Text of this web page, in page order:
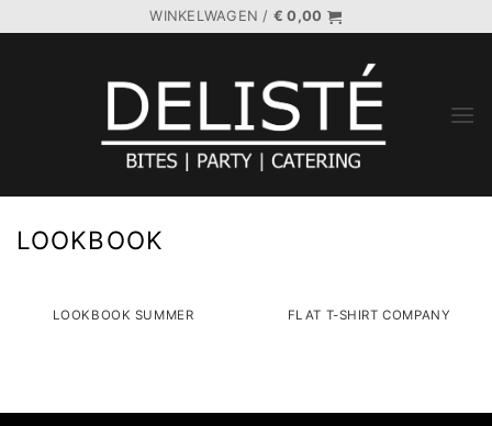
naar
WINKELWAGEN / € 0,00
LOOKBOOK
LOOKBOOK SUMMER FLAT T-SHIRT COMPANY